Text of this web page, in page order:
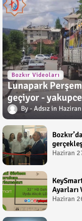
Bozkır Videoları
Lunapark
geçiyor -
Adsız
Haziran
Ayarları
Çetin
Haziran